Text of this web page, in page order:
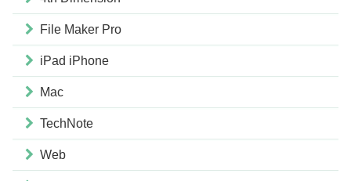
File Maker Pro
iPad iPhone
Mac
TechNote
Web